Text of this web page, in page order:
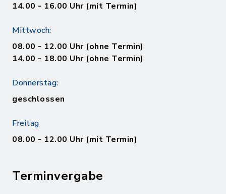
14.00 - 16.00 Uhr (mit Termin)
Mittwoch:
08.00 - 12.00 Uhr (ohne Termin)
14.00 - 18.00 Uhr (ohne Termin)
Donnerstag:
geschlossen
Freitag
08.00 - 12.00 Uhr (mit Termin)
Terminvergabe